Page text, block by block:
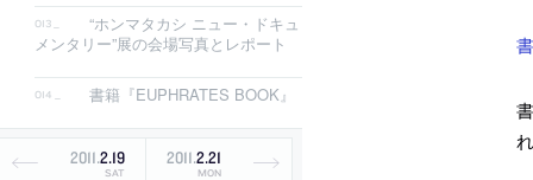
“ホンマタカシ ニュー・ドキュ
メンタリー”展の会場写真とレポート
書籍『EUPHRATES BOOK』
2011.2.19
SAT
2011.2.21
MON